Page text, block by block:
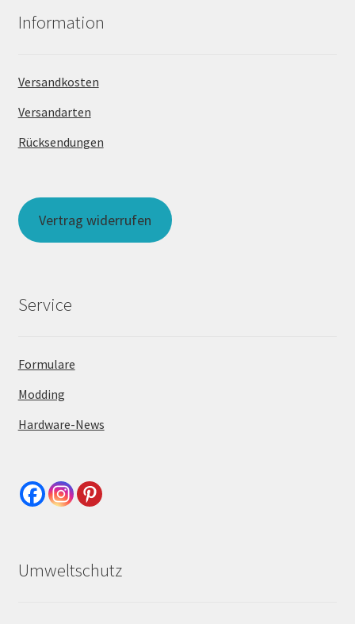
Information
Versandkosten
Versandarten
Rücksendungen
Vertrag widerrufen
Service
Formulare
Modding
Hardware-News
Umweltschutz